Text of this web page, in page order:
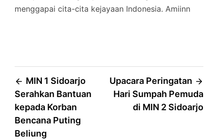
menggapai cita-cita kejayaan Indonesia. Amiinn
Post
navigation
MIN 1 Sidoarjo
Serahkan Bantuan
kepada Korban
Bencana Puting
Beliung
Upacara Peringatan
Hari Sumpah Pemuda
di MIN 2 Sidoarjo